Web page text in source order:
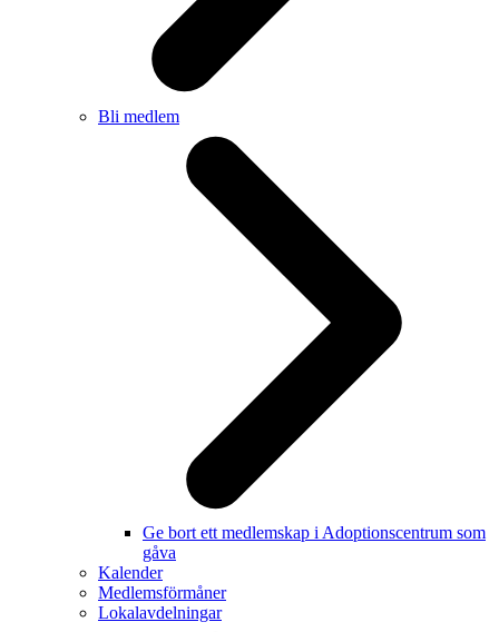
Bli medlem
Ge bort ett medlemskap i Adoptionscentrum som
gåva
Kalender
Medlemsförmåner
Lokalavdelningar